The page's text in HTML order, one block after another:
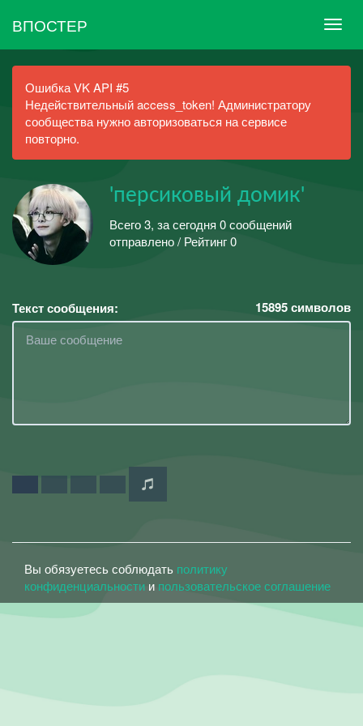
ВПОСТЕР
Ошибка VK API #5
Недействительный access_token! Администратору
сообщества нужно авторизоваться на сервисе
повторно.
'персиковый домик'
Всего 3, за сегодня 0 сообщений
отправлено / Рейтинг 0
Текст сообщения: 15895символов
Вы обязуетесь соблюдать политику
конфиденциальности и пользовательское соглашение